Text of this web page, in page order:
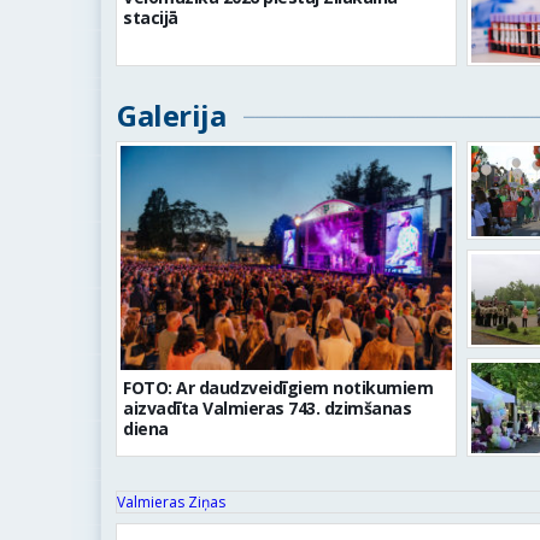
stacijā
Galerija
FOTO: Ar daudzveidīgiem notikumiem
aizvadīta Valmieras 743. dzimšanas
diena
Valmieras Ziņas